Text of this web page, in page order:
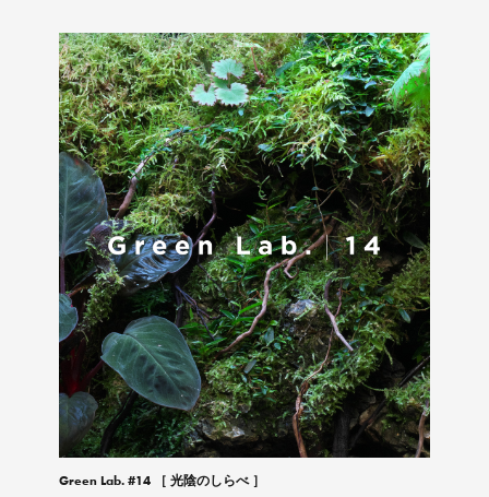
Green Lab. #14 ［ 光陰のしらべ ］